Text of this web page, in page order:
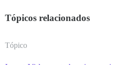
Tópicos relacionados
Tópico